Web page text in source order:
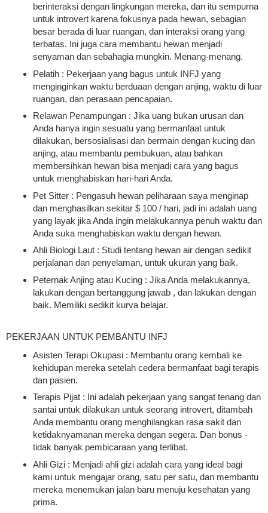
berinteraksi dengan lingkungan mereka, dan itu sempurna
untuk introvert karena fokusnya pada hewan, sebagian
besar berada di luar ruangan, dan interaksi orang yang
terbatas. Ini juga cara membantu hewan menjadi
senyaman dan sebahagia mungkin. Menang-menang.
Pelatih : Pekerjaan yang bagus untuk INFJ yang
menginginkan waktu berduaan dengan anjing, waktu di luar
ruangan, dan perasaan pencapaian.
Relawan Penampungan : Jika uang bukan urusan dan
Anda hanya ingin sesuatu yang bermanfaat untuk
dilakukan, bersosialisasi dan bermain dengan kucing dan
anjing, atau membantu pembukuan, atau bahkan
membersihkan hewan bisa menjadi cara yang bagus
untuk menghabiskan hari-hari Anda.
Pet Sitter : Pengasuh hewan peliharaan saya menginap
dan menghasilkan sekitar $ 100 / hari, jadi ini adalah uang
yang layak jika Anda ingin melakukannya penuh waktu dan
Anda suka menghabiskan waktu dengan hewan.
Ahli Biologi Laut : Studi tentang hewan air dengan sedikit
perjalanan dan penyelaman, untuk ukuran yang baik.
Peternak Anjing atau Kucing : Jika Anda melakukannya,
lakukan dengan bertanggung jawab , dan lakukan dengan
baik. Memiliki sedikit kurva belajar.
PEKERJAAN UNTUK PEMBANTU INFJ
Asisten Terapi Okupasi : Membantu orang kembali ke
kehidupan mereka setelah cedera bermanfaat bagi terapis
dan pasien.
Terapis Pijat : Ini adalah pekerjaan yang sangat tenang dan
santai untuk dilakukan untuk seorang introvert, ditambah
Anda membantu orang menghilangkan rasa sakit dan
ketidaknyamanan mereka dengan segera. Dan bonus -
tidak banyak pembicaraan yang terlibat.
Ahli Gizi : Menjadi ahli gizi adalah cara yang ideal bagi
kami untuk mengajar orang, satu per satu, dan membantu
mereka menemukan jalan baru menuju kesehatan yang
prima.